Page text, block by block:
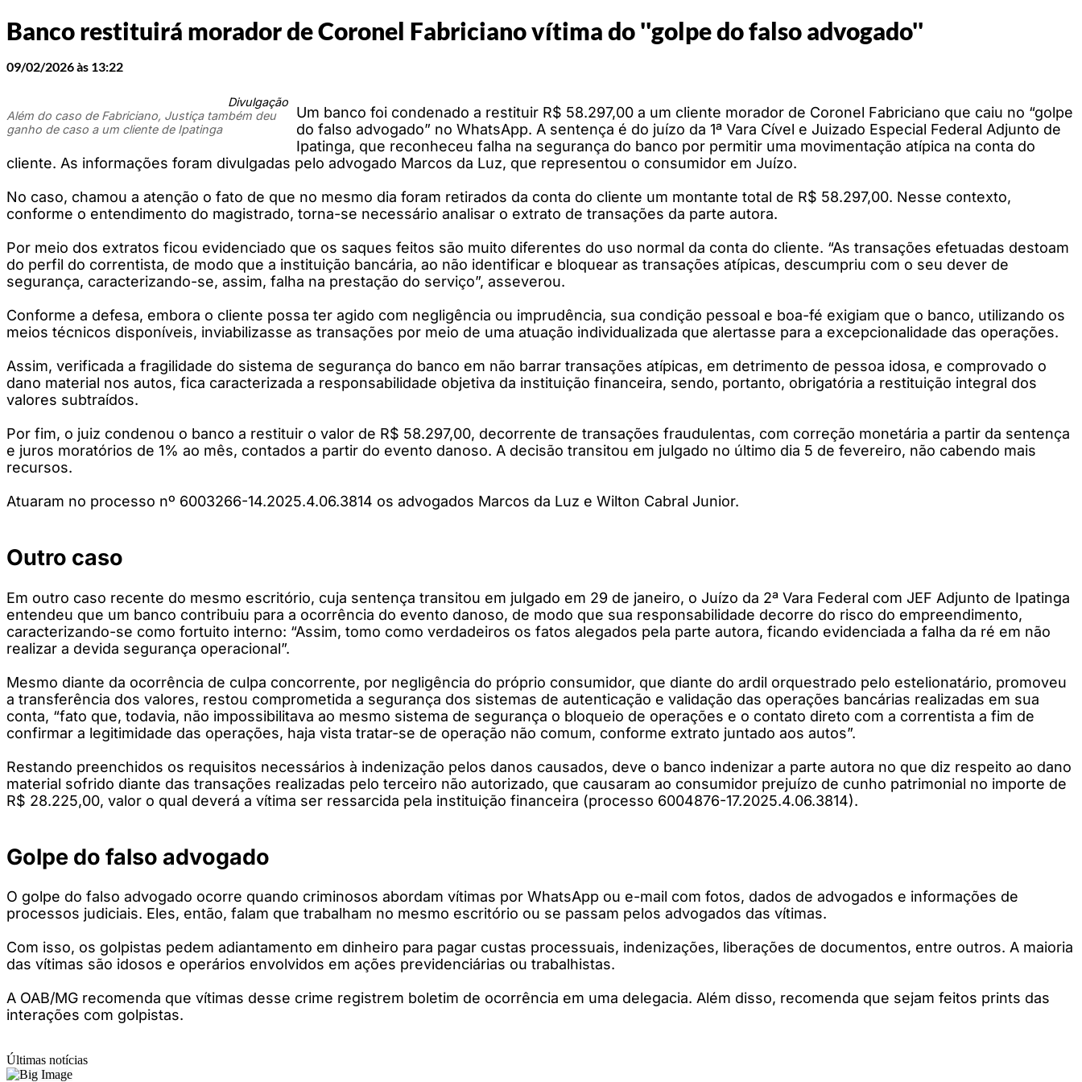
Banco restituirá morador de Coronel Fabriciano vítima do ''golpe do falso advogado''
09/02/2026 às 13:22
Divulgação
Além do caso de Fabriciano, Justiça também deu
ganho de caso a um cliente de Ipatinga
Um banco foi condenado a restituir R$ 58.297,00 a um cliente morador de Coronel Fabriciano que caiu no “golpe
do falso advogado” no WhatsApp. A sentença é do juízo da 1ª Vara Cível e Juizado Especial Federal Adjunto de
Ipatinga, que reconheceu falha na segurança do banco por permitir uma movimentação atípica na conta do
cliente. As informações foram divulgadas pelo advogado Marcos da Luz, que representou o consumidor em Juízo.
No caso, chamou a atenção o fato de que no mesmo dia foram retirados da conta do cliente um montante total de R$ 58.297,00. Nesse contexto,
conforme o entendimento do magistrado, torna-se necessário analisar o extrato de transações da parte autora.
Por meio dos extratos ficou evidenciado que os saques feitos são muito diferentes do uso normal da conta do cliente. “As transações efetuadas destoam
do perfil do correntista, de modo que a instituição bancária, ao não identificar e bloquear as transações atípicas, descumpriu com o seu dever de
segurança, caracterizando-se, assim, falha na prestação do serviço”, asseverou.
Conforme a defesa, embora o cliente possa ter agido com negligência ou imprudência, sua condição pessoal e boa-fé exigiam que o banco, utilizando os
meios técnicos disponíveis, inviabilizasse as transações por meio de uma atuação individualizada que alertasse para a excepcionalidade das operações.
Assim, verificada a fragilidade do sistema de segurança do banco em não barrar transações atípicas, em detrimento de pessoa idosa, e comprovado o
dano material nos autos, fica caracterizada a responsabilidade objetiva da instituição financeira, sendo, portanto, obrigatória a restituição integral dos
valores subtraídos.
Por fim, o juiz condenou o banco a restituir o valor de R$ 58.297,00, decorrente de transações fraudulentas, com correção monetária a partir da sentença
e juros moratórios de 1% ao mês, contados a partir do evento danoso. A decisão transitou em julgado no último dia 5 de fevereiro, não cabendo mais
recursos.
Atuaram no processo nº 6003266-14.2025.4.06.3814 os advogados Marcos da Luz e Wilton Cabral Junior.
Outro caso
Em outro caso recente do mesmo escritório, cuja sentença transitou em julgado em 29 de janeiro, o Juízo da 2ª Vara Federal com JEF Adjunto de Ipatinga
entendeu que um banco contribuiu para a ocorrência do evento danoso, de modo que sua responsabilidade decorre do risco do empreendimento,
caracterizando-se como fortuito interno: “Assim, tomo como verdadeiros os fatos alegados pela parte autora, ficando evidenciada a falha da ré em não
realizar a devida segurança operacional”.
Mesmo diante da ocorrência de culpa concorrente, por negligência do próprio consumidor, que diante do ardil orquestrado pelo estelionatário, promoveu
a transferência dos valores, restou comprometida a segurança dos sistemas de autenticação e validação das operações bancárias realizadas em sua
conta, “fato que, todavia, não impossibilitava ao mesmo sistema de segurança o bloqueio de operações e o contato direto com a correntista a fim de
confirmar a legitimidade das operações, haja vista tratar-se de operação não comum, conforme extrato juntado aos autos”.
Restando preenchidos os requisitos necessários à indenização pelos danos causados, deve o banco indenizar a parte autora no que diz respeito ao dano
material sofrido diante das transações realizadas pelo terceiro não autorizado, que causaram ao consumidor prejuízo de cunho patrimonial no importe de
R$ 28.225,00, valor o qual deverá a vítima ser ressarcida pela instituição financeira (processo 6004876-17.2025.4.06.3814).
Golpe do falso advogado
O golpe do falso advogado ocorre quando criminosos abordam vítimas por WhatsApp ou e-mail com fotos, dados de advogados e informações de
processos judiciais. Eles, então, falam que trabalham no mesmo escritório ou se passam pelos advogados das vítimas.
Com isso, os golpistas pedem adiantamento em dinheiro para pagar custas processuais, indenizações, liberações de documentos, entre outros. A maioria
das vítimas são idosos e operários envolvidos em ações previdenciárias ou trabalhistas.
A OAB/MG recomenda que vítimas desse crime registrem boletim de ocorrência em uma delegacia. Além disso, recomenda que sejam feitos prints das
interações com golpistas.
Últimas notícias